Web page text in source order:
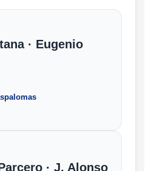
· Eugenio
· J. Alonso